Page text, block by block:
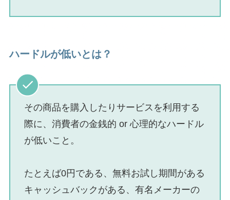
ハードルが低いとは？
その商品を購入したりサービスを利用する
際に、消費者の金銭的 or 心理的なハードル
が低いこと。
たとえば0円である、無料お試し期間がある
キャッシュバックがある、有名メーカーの